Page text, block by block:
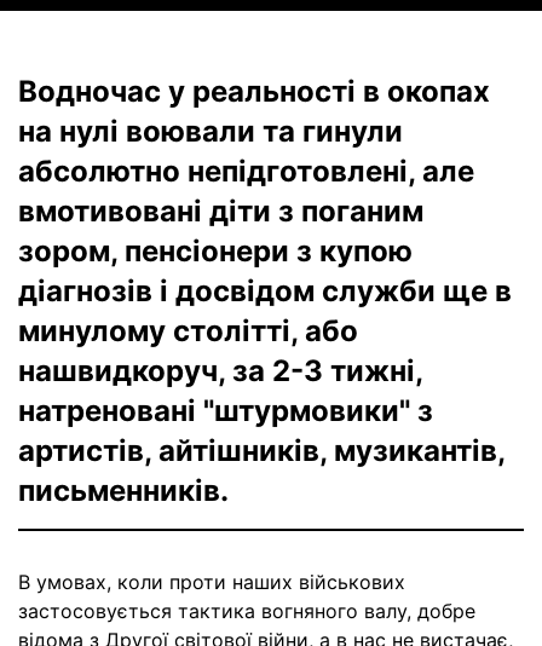
Водночас у реальності в окопах
на нулі воювали та гинули
абсолютно непідготовлені, але
вмотивовані діти з поганим
зором, пенсіонери з купою
діагнозів і досвідом служби ще в
минулому столітті, або
нашвидкоруч, за 2-3 тижні,
натреновані "штурмовики" з
артистів, айтішників, музикантів,
письменників.
В умовах, коли проти наших військових
застосовується тактика вогняного валу, добре
відома з Другої світової війни, а в нас не вистачає,